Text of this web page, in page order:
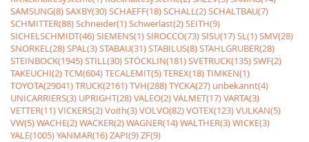
SAMSUNG(8)SAXBY(30)SCHAEFF(18)SCHALL(2)SCHALTBAU(7)
SCHMITTER(88)Schneider(1)Schwerlast(2)SEITH(9)
SICHELSCHMIDT(46)SIEMENS(1)SIROCCO(73)SISU(17)SL(1)SMV(28)
SNORKEL(28)SPAL(3)STABAU(31)STABILUS(8)STAHLGRUBER(28)
STEINBOCK(1945)STILL(30)STÖCKLIN(181)SVETRUCK(135)SWF(2)
TAKEUCHI(2)TCM(604)TECALEMIT(5)TEREX(18)TIMKEN(1)
TOYOTA(29041)TRUCK(2161)TVH(288)TYCKA(27) unbekannt(4)
UNICARRIERS(3) UPRIGHT(28)VALEO(2)VALMET(17)VARTA(3)
VETTER(11)VICKERS(2)Voith(3)VOLVO(82)VOTEX(123)VULKAN(5)
VW(5)WACHE(2)WACKER(2)WAGNER(14)WALTHER(3)WICKE(3)
YALE(1005)YANMAR(16)ZAPI(9)ZF(9)